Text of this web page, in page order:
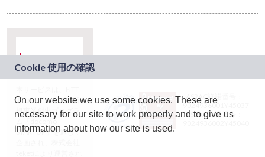
ドコモグループの新
規事業創出プログラ
ム「docomo
STARTUP」を通じて
JASRAC許諾番号：
9024936001Y45037
JASRAC許諾番号：
On our website we use some cookies. These are
necessary for our site to work properly and to give us
information about how our site is used.